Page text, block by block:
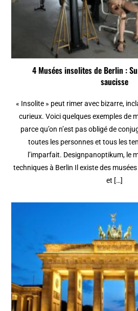
4 Musées insolites de Berlin :
saucisse
« Insolite » peut rimer avec bizarre,
curieux. Voici quelques exemples de
parce qu’on n’est pas obligé de
toutes les personnes et tous les
l’imparfait. Designpanoptikum, le
techniques à Berlin Il existe des
et […]